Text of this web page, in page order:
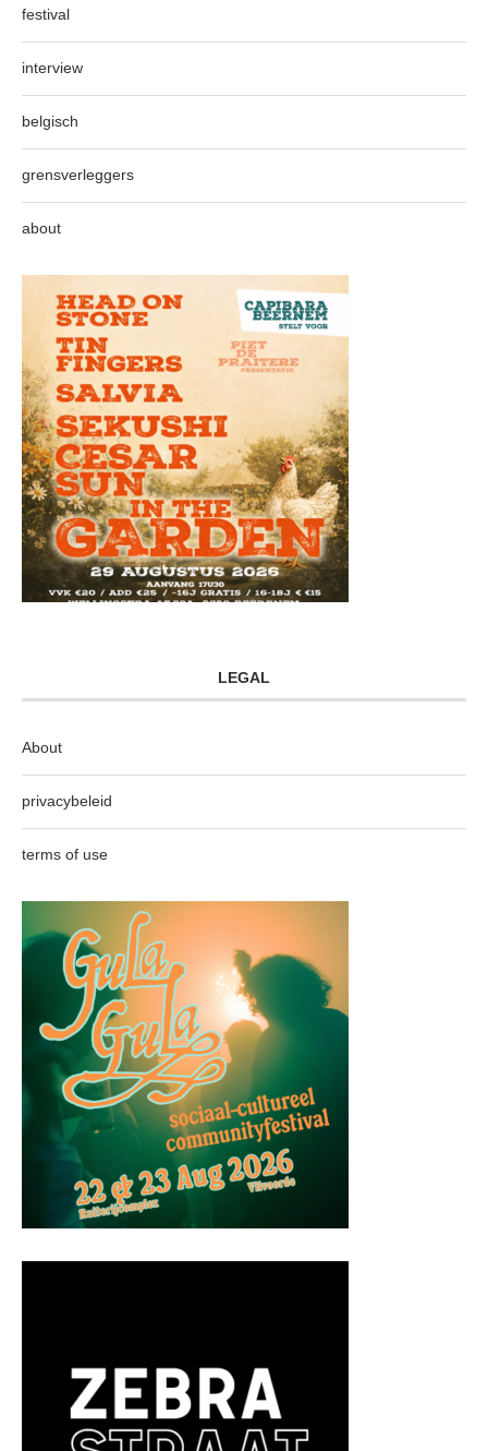
festival
interview
belgisch
grensverleggers
about
LEGAL
About
privacybeleid
terms of use